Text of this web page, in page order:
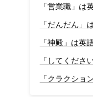
「営業職」は
「だんだん」
「神殿」は英
「してくださ
「クラクショ